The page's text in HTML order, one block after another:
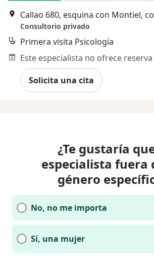
Consultorio privado
Primera visita Psicología
Solicita una cita
¿Te gustaría
especialista fuera
género
No, no me importa
Sí, una mujer